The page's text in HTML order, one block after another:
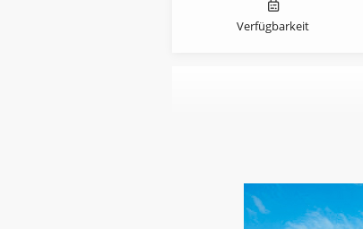
Verfügbarkeit